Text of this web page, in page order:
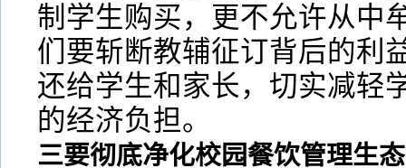
制学生购买，更不允许从中
们要斩断教辅征订背后的利
还给学生和家长，切实减轻
的经济负担。
三要彻底净化校园餐饮管理生